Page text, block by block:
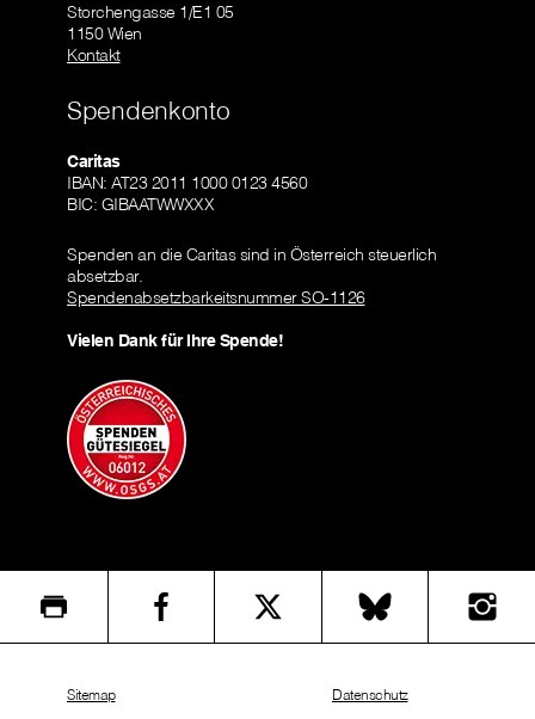
Storchengasse 1/E1 05
1150 Wien
Kontakt
Spendenkonto
Caritas
IBAN: AT23 2011 1000 0123 4560
BIC: GIBAATWWXXX
Spenden an die Caritas sind in Österreich steuerlich
absetzbar.
Spendenabsetzbarkeitsnummer SO-1126
Vielen Dank für Ihre Spende!
Sitemap Datenschutz